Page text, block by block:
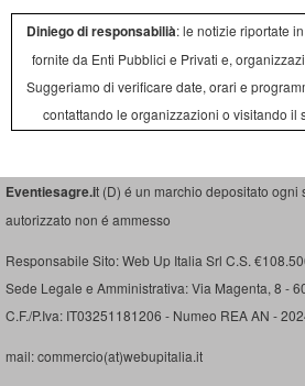
Diniego di responsabilià: le notizie riportate
fornite da Enti Pubblici e Privati e,
Suggeriamo di verificare date, orari e
contattando le organizzazioni o visitando il
Eventiesagre.it (D) é un marchio depositato ogni
autorizzato non é ammesso
Responsabile Sito: Web Up Italia Srl C.S.
Sede Legale e Amministrativa: Via Magenta, 8 -
C.F./P.Iva: IT03251181206 - Numeo REA AN -
mail: commercio(at)webupitalia.it